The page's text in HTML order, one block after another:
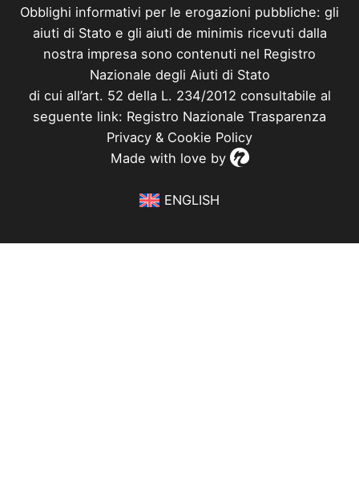
Obblighi informativi per le erogazioni pubbliche: gli
aiuti di Stato e gli aiuti de minimis ricevuti dalla
nostra impresa sono contenuti nel Registro
Nazionale degli Aiuti di Stato
di cui all’art. 52 della L. 234/2012 consultabile al
seguente link: Registro Nazionale Trasparenza
Privacy & Cookie Policy
Made with love by
ENGLISH